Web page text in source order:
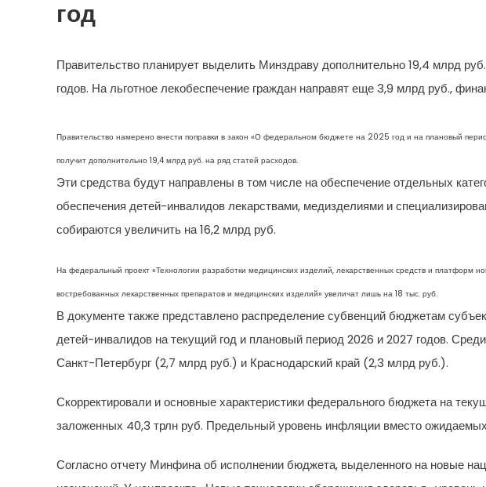
год
Правительство планирует выделить Минздраву дополнительно 19,4 млрд
годов. На льготное лекобеспечение граждан направят еще 3,9 млрд руб.,
Правительство намерено внести поправки в закон «О федеральном бюджете на 2025 год и на плановый
получит дополнительно 19,4 млрд руб. на ряд статей расходов.
Эти средства будут направлены в том числе на обеспечение отдельных
обеспечения детей-инвалидов лекарствами, медизделиями и
собираются увеличить на 16,2 млрд руб.
На федеральный проект «Технологии разработки медицинских изделий, лекарственных средств и платформ
востребованных лекарственных препаратов и медицинских изделий» увеличат лишь на 18 тыс. руб.
В документе также представлено распределение субвенций бюджетам
детей-инвалидов на текущий год и плановый период 2026 и 2027 годов.
Санкт-Петербург (2,7 млрд руб.) и Краснодарский край (2,3 млрд руб.).
Скорректировали и основные характеристики федерального бюджета на
заложенных 40,3 трлн руб. Предельный уровень инфляции вместо
Согласно отчету Минфина об исполнении бюджета, выделенного на новые